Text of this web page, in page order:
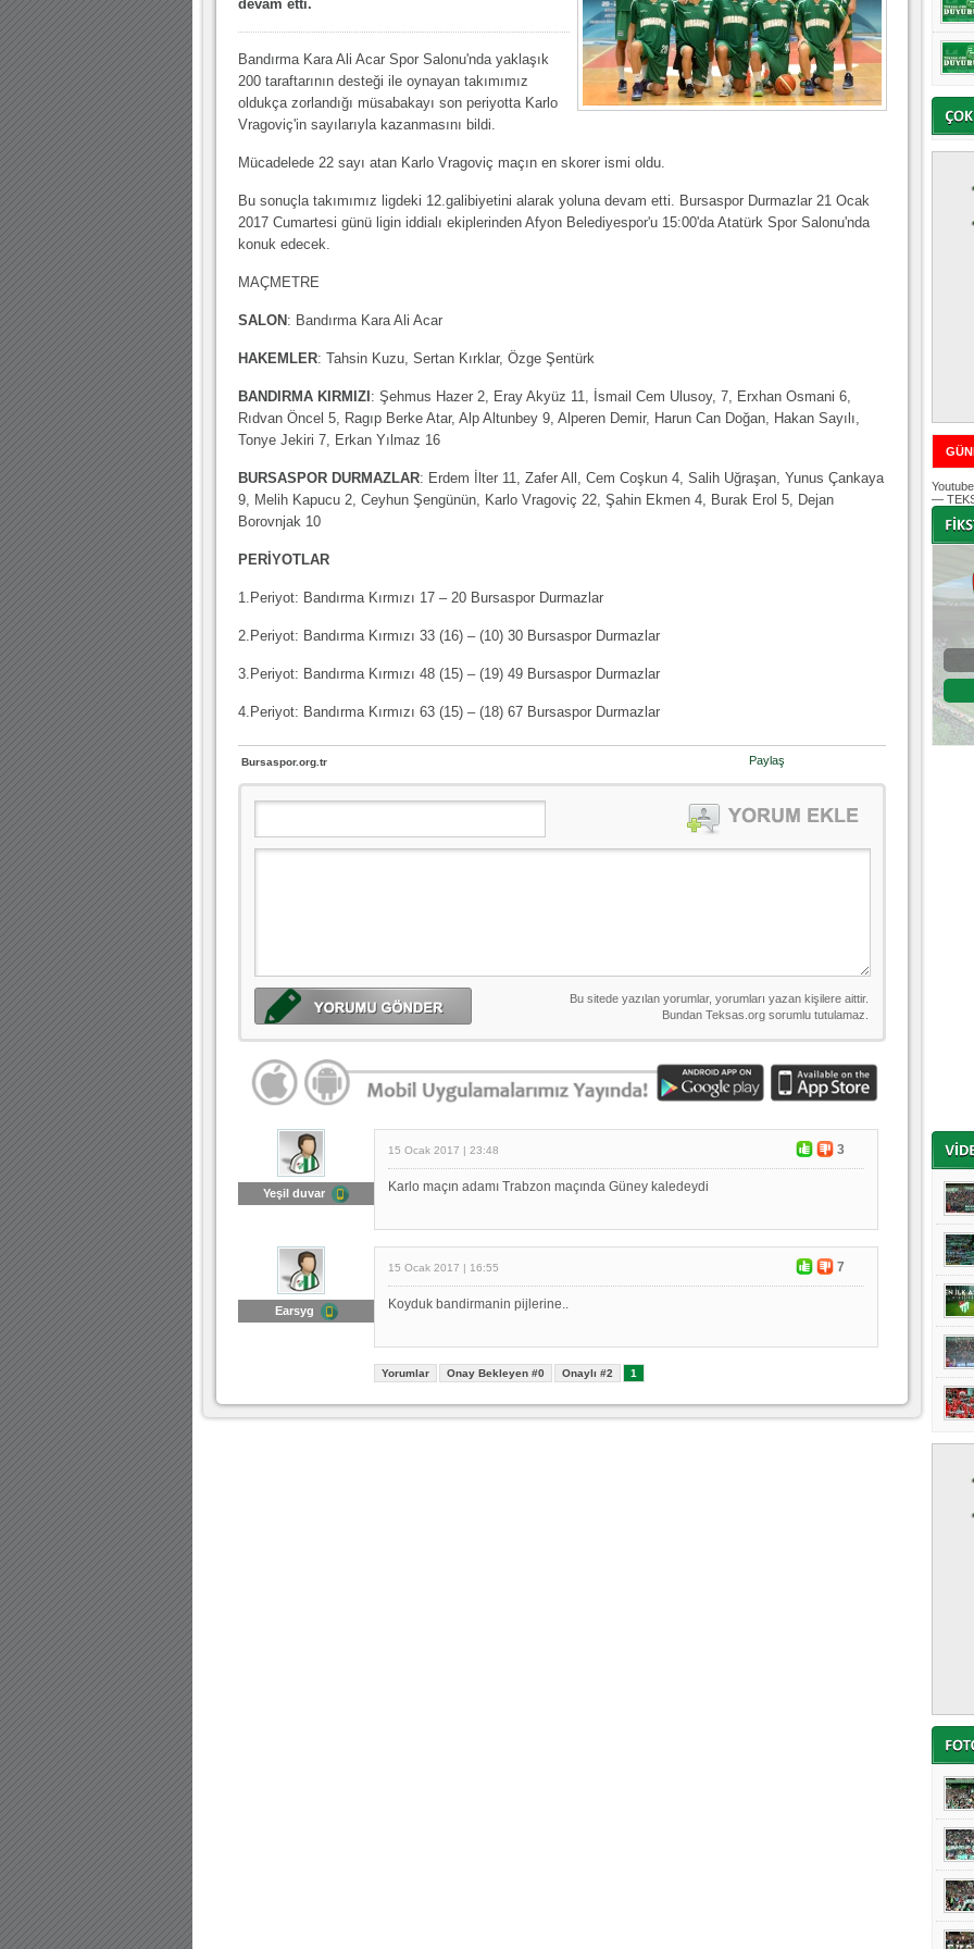
10.04.2023 14:44 |
11.11.2025 14:13 |Hoş geldin Ertuğrul Bebek!
12.10.2025 17:30 | MUTLULUKLAR SİNAN SILACI
03.01.2024 19:09 |Hoş geldin Güneş bebek!
devam etti.
Bandırma Kara Ali Acar Spor Salonu'nda yaklaşık
200 taraftarının desteği ile oynayan takımımız
oldukça zorlandığı müsabakayı son periyotta Karlo
Vragoviç'in sayılarıyla kazanmasını bildi.
Mücadelede 22 sayı atan Karlo Vragoviç maçın en skorer ismi oldu.
Bu sonuçla takımımız ligdeki 12.galibiyetini alarak yoluna devam etti. Bursaspor Durmazlar 21 Ocak
2017 Cumartesi günü ligin iddialı ekiplerinden Afyon Belediyespor'u 15:00'da Atatürk Spor Salonu'nda
konuk edecek.
MAÇMETRE
SALON : Bandırma Kara Ali Acar
HAKEMLER: Tahsin Kuzu, Sertan Kırklar, Özge Şentürk
BANDIRMA KIRMIZI : Şehmus Hazer 2, Eray Akyüz 11, İsmail Cem Ulusoy, 7, Erxhan Osmani 6,
Rıdvan Öncel 5, Ragıp Berke Atar, Alp Altunbey 9, Alperen Demir, Harun Can Doğan, Hakan Sayılı,
Tonye Jekiri 7, Erkan Yılmaz 16
BURSASPOR DURMAZLAR: Erdem İlter 11, Zafer All, Cem Coşkun 4, Salih Uğraşan, Yunus Çankaya
9, Melih Kapucu 2, Ceyhun Şengünün, Karlo Vragoviç 22, Şahin Ekmen 4, Burak Erol 5, Dejan
Borovnjak 10
PERİYOTLAR
1.Periyot: Bandırma Kırmızı 17 – 20 Bursaspor Durmazlar
2.Periyot: Bandırma Kırmızı 33 (16) – (10) 30 Bursaspor Durmazlar
3.Periyot: Bandırma Kırmızı 48 (15) – (19) 49 Bursaspor Durmazlar
4.Periyot: Bandırma Kırmızı 63 (15) – (18) 67 Bursaspor Durmazlar
Bursaspor.org.tr Paylaş
Yeşil duvar
15 Ocak 2017 | 23:48 3
Karlo maçın adamı Trabzon maçında Güney kaledeydi
Earsyg
15 Ocak 2017 | 16:55 7
Koyduk bandirmanin pijlerine..
Yorumlar Onay Bekleyen #0 Onaylı #2 1
—